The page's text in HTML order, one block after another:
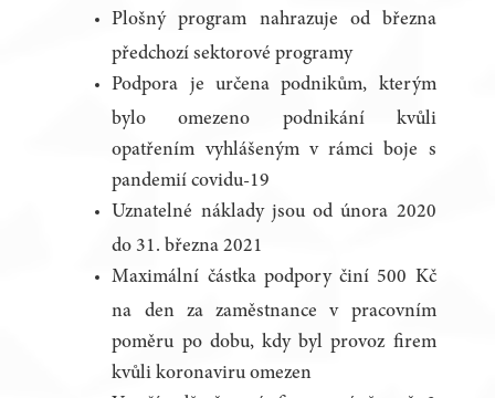
Plošný program nahrazuje od března
předchozí sektorové programy
Podpora je určena podnikům, kterým
bylo omezeno podnikání kvůli
opatřením vyhlášeným v rámci boje s
pandemií covidu-19
Uznatelné náklady jsou od února 2020
do 31. března 2021
Maximální částka podpory činí 500 Kč
na den za zaměstnance v pracovním
poměru po dobu, kdy byl provoz firem
kvůli koronaviru omezen